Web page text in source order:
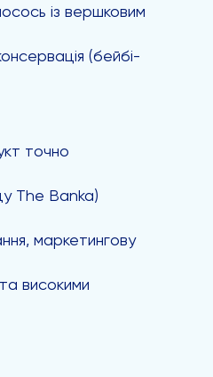
із вершковим
(бейбі-
точно
The Banka)
маркетингову
високими